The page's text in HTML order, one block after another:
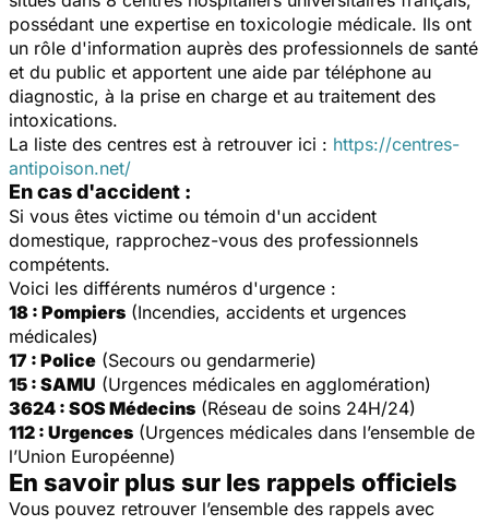
possédant une expertise en toxicologie médicale. Ils ont
un rôle d'information auprès des professionnels de santé
et du public et apportent une aide par téléphone au
diagnostic, à la prise en charge et au traitement des
intoxications.
La liste des centres est à retrouver ici : https://centres-
antipoison.net/
En cas d'accident :
Si vous êtes victime ou témoin d'un accident
domestique, rapprochez-vous des professionnels
compétents.
Voici les différents numéros d'urgence :
18 : Pompiers (Incendies, accidents et urgences
médicales)
17 : Police (Secours ou gendarmerie)
15 : SAMU (Urgences médicales en agglomération)
3624 : SOS Médecins (Réseau de soins 24H/24)
112 : Urgences (Urgences médicales dans l’ensemble de
l’Union Européenne)
En savoir plus sur les rappels officiels
Vous pouvez retrouver l’ensemble des rappels avec